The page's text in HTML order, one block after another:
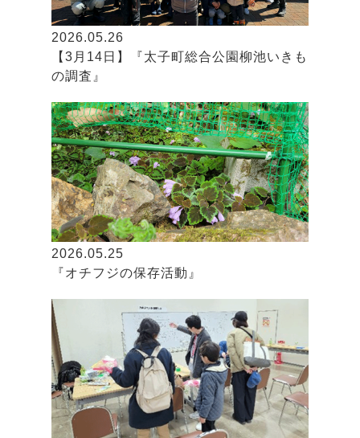
2026.05.26
【3月14日】『太子町総合公園柳池いきも
の調査』
2026.05.25
『オチフジの保存活動』